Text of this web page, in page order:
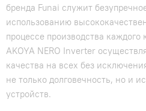
бренда Funai служит
использованию
процессе производства
AKOYA NERO Inverter
качества на всех без
не только долговечность, но и
устройств.